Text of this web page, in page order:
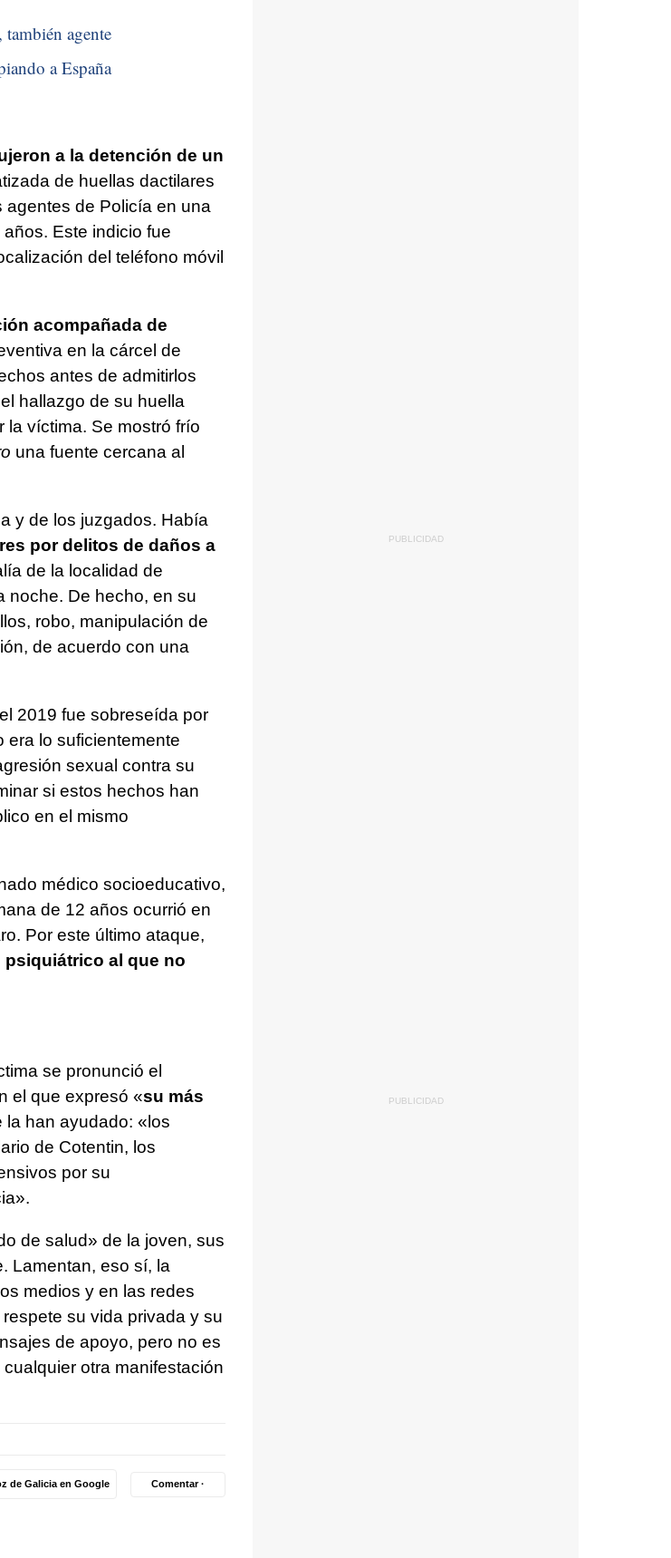
agente
a España
a la detención de un
de huellas dactilares
agentes de Policía en una
Este indicio fue
del teléfono móvil
acompañada de
en la cárcel de
antes de admitirlos
hallazgo de su huella
la víctima. Se mostró frío
una fuente cercana al
y de los juzgados. Había
por delitos de daños a
de la localidad de
noche. De hecho, en su
robo, manipulación de
de acuerdo con una
2019 fue sobreseída por
era lo suficientemente
sexual contra su
si estos hechos han
en el mismo
médico socioeducativo,
de 12 años ocurrió en
Por este último ataque,
psiquiátrico al que no
se pronunció el
el que expresó «su más
han ayudado: «los
de Cotentin, los
por su
de salud» de la joven, sus
Lamentan, eso sí, la
medios y en las redes
su vida privada y su
de apoyo, pero no es
otra manifestación
de Galicia en Google Comentar ·